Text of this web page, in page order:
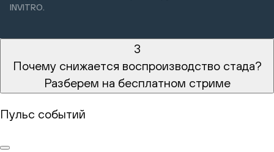
INVITRO.
3
Почему снижается воспроизводство стада?
Разберем на бесплатном стриме
Пульс событий